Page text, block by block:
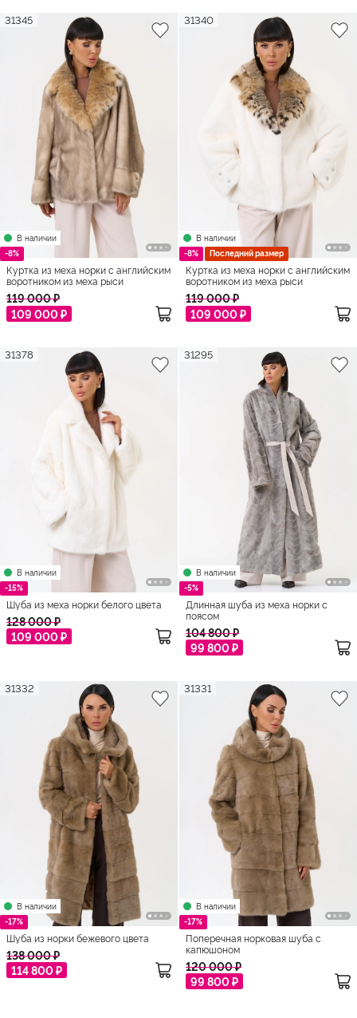
В наличии
-8%
31345
Куртка из меха норки с английским
воротником из меха рыси
119 000 ₽
109 000 ₽
В наличии
-8%
Последний размер
31340
Куртка из меха норки с английским
воротником из меха рыси
119 000 ₽
109 000 ₽
В наличии
-15%
31378
Шуба из меха норки белого цвета
128 000 ₽
109 000 ₽
В наличии
-5%
31295
Длинная шуба из меха норки с
поясом
104 800 ₽
99 800 ₽
В наличии
-17%
31332
Шуба из норки бежевого цвета
138 000 ₽
114 800 ₽
В наличии
-17%
31331
Поперечная норковая шуба с
капюшоном
120 000 ₽
99 800 ₽